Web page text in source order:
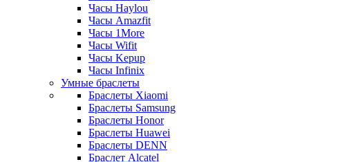
Часы Haylou
Часы Amazfit
Часы 1More
Часы Wifit
Часы Kepup
Часы Infinix
Умные браслеты
Браслеты Xiaomi
Браслеты Samsung
Браслеты Honor
Браслеты Huawei
Браслеты DENN
Браслет Alcatel